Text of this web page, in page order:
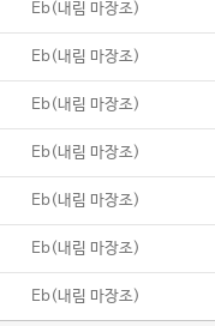
Eb(내림 마장조)
Eb(내림 마장조)
Eb(내림 마장조)
Eb(내림 마장조)
Eb(내림 마장조)
Eb(내림 마장조)
Eb(내림 마장조)